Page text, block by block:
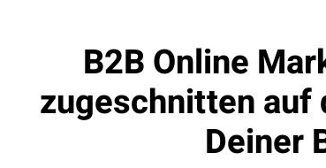
B2B Online
zugeschnitten auf
Deiner